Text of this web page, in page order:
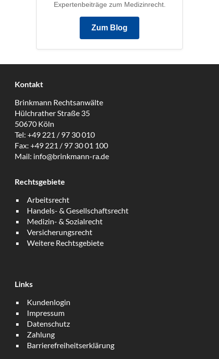
Expertenbeiträge zum Medizinrecht.
Zum Blog
Kontakt
Brinkmann Rechtsanwälte
Hülchrather Straße 35
50670 Köln
Tel: +49 221 / 97 30 010
Fax: +49 221 / 97 30 01 100
Mail: info@brinkmann-ra.de
Rechtsgebiete
Arbeitsrecht
Handels- & Gesellschaftsrecht
Medizin- & Sozialrecht
Versicherungsrecht
Weitere Rechtsgebiete
Links
Kundenlogin
Impressum
Datenschutz
Zahlung
Barrierefreiheitserklärung